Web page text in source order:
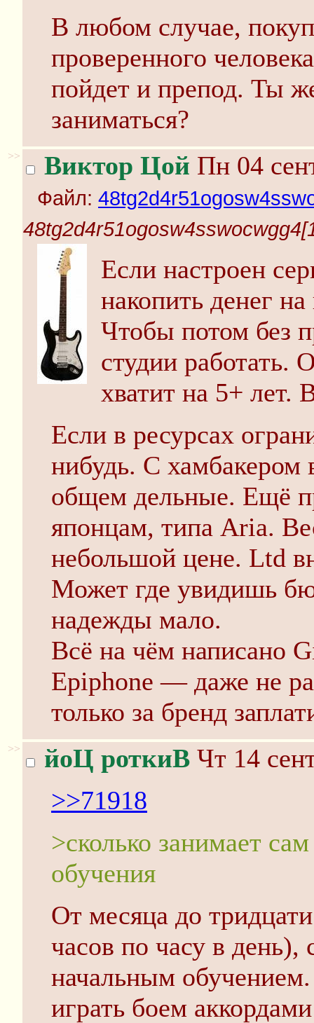
В любом случае,
проверенного
пойдет и препод. Ты
заниматься?
>> Виктор Цой Пн 04
Файл:
Если настроен
накопить денег
Чтобы потом без
студии работать.
хватит на 5+ лет.
Если в ресурсах
нибудь. С хамбакером
общем дельные. Ещё
японцам, типа Aria.
небольшой цене. Ltd
Может где увидишь
надежды мало.
Всё на чём написано
Epiphone — даже не
только за бренд
>> йоЦ роткиВ Чт 14
>>71918
>сколько занимает
обучения
От месяца до
часов по часу в день),
начальным
играть боем